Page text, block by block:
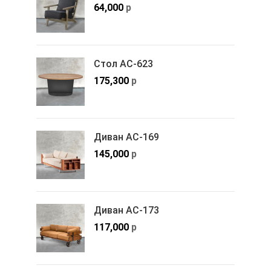
64,000 р
Стол АС-623
175,300 р
Диван АС-169
145,000 р
Диван АС-173
117,000 р